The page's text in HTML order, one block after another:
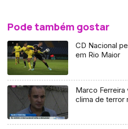
Pode também gostar
CD Nacional
em Rio Maior
Marco Ferreira
clima de terror